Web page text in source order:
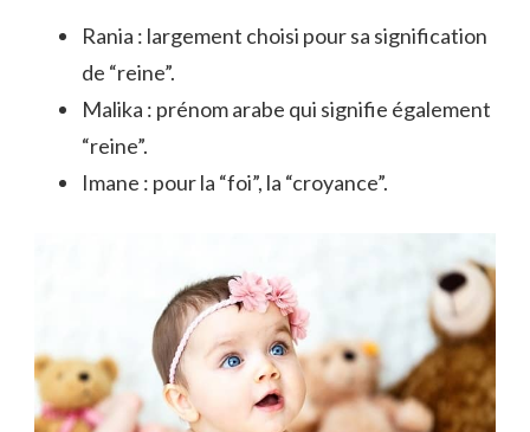
Rania : largement choisi pour sa signification
de “reine”.
Malika : prénom arabe qui signifie également
“reine”.
Imane : pour la “foi”, la “croyance”.